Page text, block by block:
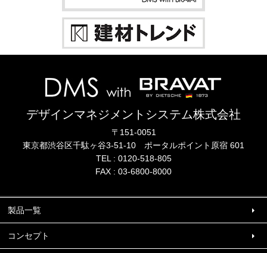
デザインマネジメントシステム株式会社
〒151-0051
東京都渋谷区千駄ヶ谷3-51-10 ポータルポイント 原宿 601
TEL : 0120-518-805
FAX : 03-6800-8000
製品一覧
コンセプト